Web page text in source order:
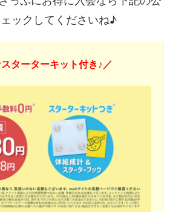
ックしてくださいね♪
スターターキット付き♪／